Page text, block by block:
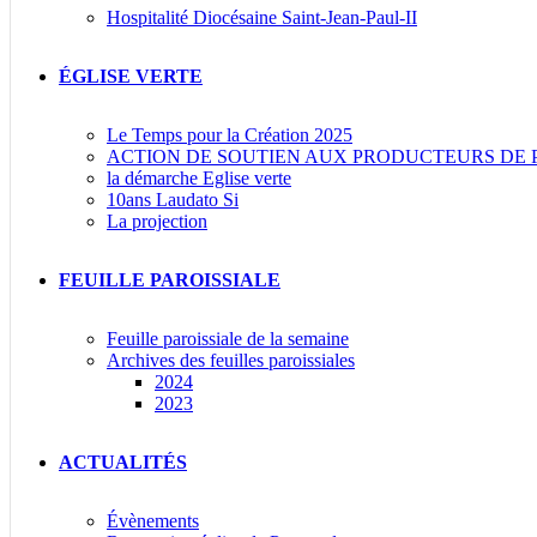
Hospitalité Diocésaine Saint-Jean-Paul-II
ÉGLISE VERTE
Le Temps pour la Création 2025
ACTION DE SOUTIEN AUX PRODUCTEURS DE
la démarche Eglise verte
10ans Laudato Si
La projection
FEUILLE PAROISSIALE
Feuille paroissiale de la semaine
Archives des feuilles paroissiales
2024
2023
ACTUALITÉS
Évènements